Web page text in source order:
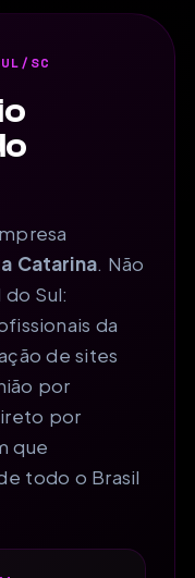
SC
Catarina. Não
Sul:
da
de sites
por
por
que
todo o Brasil